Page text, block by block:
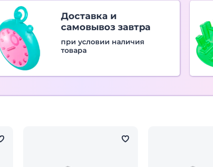
Доставка и
самовывоз завтра
при условии наличия
товара